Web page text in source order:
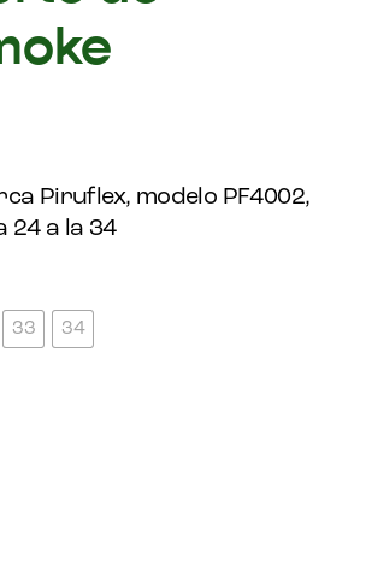
Piruflex, modelo PF4002,
24 a la 34
33 34